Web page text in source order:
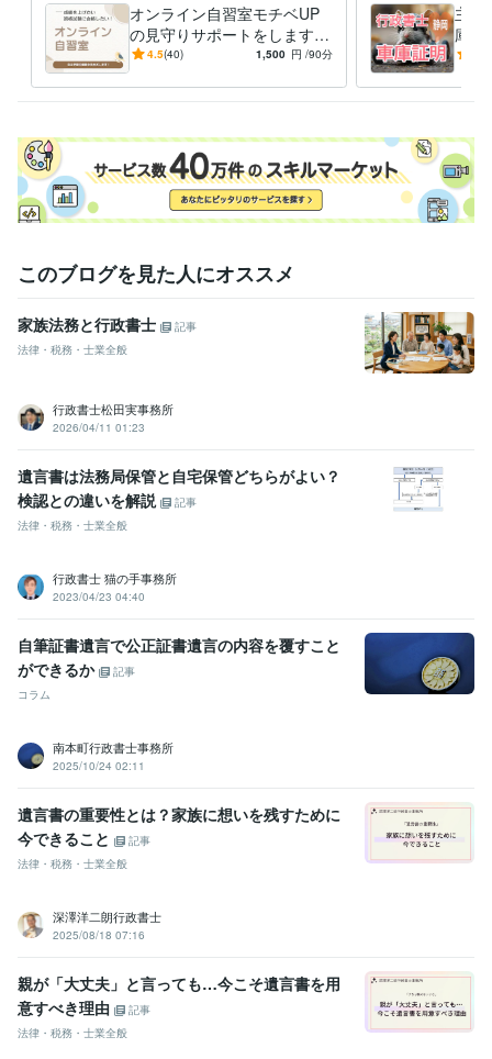
オンライン自習室モチベUP
の見守りサポートをします
毎日の勉強習慣を身につけ
P！』
4.5(40) 1,500 円 /90分
主と
庫証
定行
このブログを見た人にオススメ
家族法務と行政書士
記事
法律・税務・士業全般
行政書士松田実事務所
2026/04/11 01:23
遺言書は法務局保管と自宅保管どちらがよい？
検認との違いを解説
記事
法律・税務・士業全般
行政書士 猫の手事務所
2023/04/23 04:40
自筆証書遺言で公正証書遺言の内容を覆すこと
ができるか
記事
コラム
南本町行政書士事務所
2025/10/24 02:11
遺言書の重要性とは？家族に想いを残すために
今できること
記事
法律・税務・士業全般
深澤洋二朗行政書士
2025/08/18 07:16
親が「大丈夫」と言っても…今こそ遺言書を用
意すべき理由
記事
法律・税務・士業全般